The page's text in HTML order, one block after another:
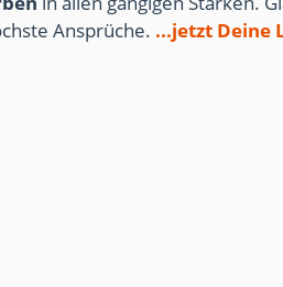
Ansprüche. ...jetzt Deine